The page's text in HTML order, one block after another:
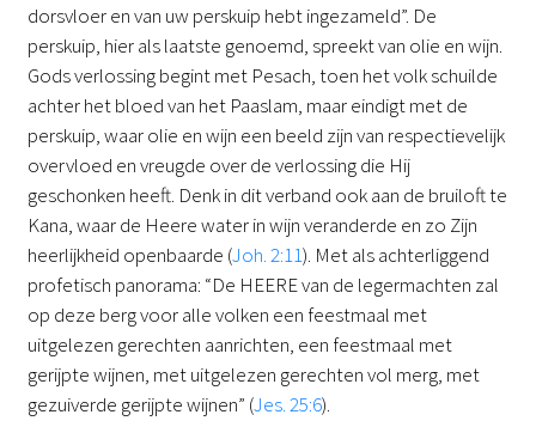
dorsvloer en van uw perskuip hebt ingezameld”. De
perskuip, hier als laatste genoemd, spreekt van olie en wijn.
Gods verlossing begint met Pesach, toen het volk schuilde
achter het bloed van het Paaslam, maar eindigt met de
perskuip, waar olie en wijn een beeld zijn van respectievelijk
overvloed en vreugde over de verlossing die Hij
geschonken heeft. Denk in dit verband ook aan de bruiloft te
Kana, waar de Heere water in wijn veranderde en zo Zijn
heerlijkheid openbaarde (Joh. 2:11). Met als achterliggend
profetisch panorama: “De HEERE van de legermachten zal
op deze berg voor alle volken een feestmaal met
uitgelezen gerechten aanrichten, een feestmaal met
gerijpte wijnen, met uitgelezen gerechten vol merg, met
gezuiverde gerijpte wijnen” (Jes. 25:6).